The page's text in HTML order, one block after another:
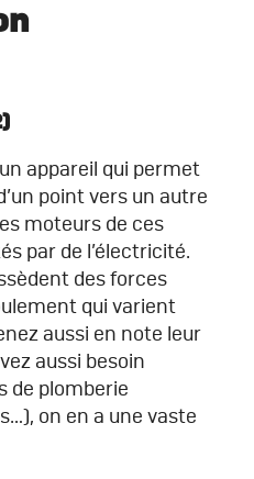
appareil qui permet
point vers un autre
moteurs de ces
par de l’électricité.
des forces
qui varient
aussi en note leur
aussi besoin
de plomberie
on en a une vaste